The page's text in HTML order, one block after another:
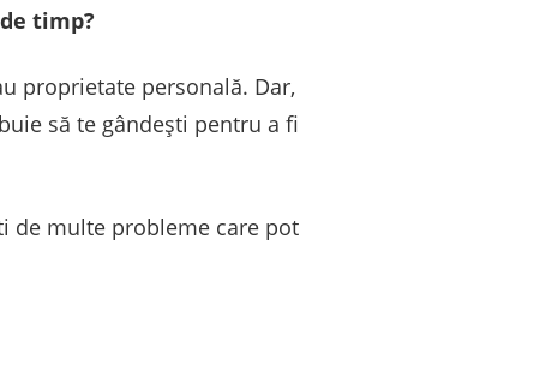
timp?
proprietate personală. Dar,
să te gândești pentru a fi
de multe probleme care pot